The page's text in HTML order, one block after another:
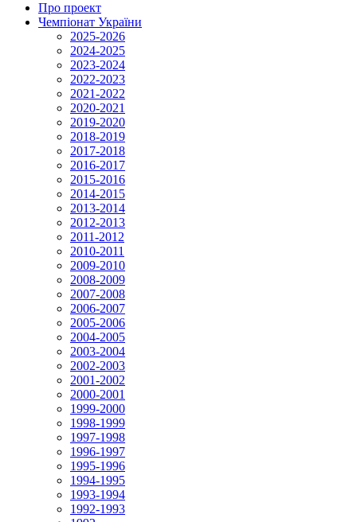
Про проект
Чемпіонат України
2025-2026
2024-2025
2023-2024
2022-2023
2021-2022
2020-2021
2019-2020
2018-2019
2017-2018
2016-2017
2015-2016
2014-2015
2013-2014
2012-2013
2011-2012
2010-2011
2009-2010
2008-2009
2007-2008
2006-2007
2005-2006
2004-2005
2003-2004
2002-2003
2001-2002
2000-2001
1999-2000
1998-1999
1997-1998
1996-1997
1995-1996
1994-1995
1993-1994
1992-1993